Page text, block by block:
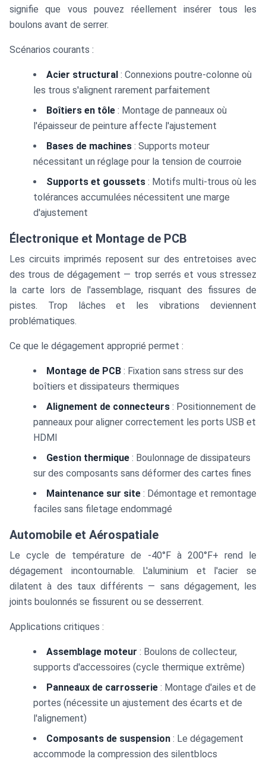
signifie que vous pouvez réellement insérer tous les
boulons avant de serrer.
Scénarios courants :
Acier structural : Connexions poutre-colonne où
les trous s'alignent rarement parfaitement
Boîtiers en tôle : Montage de panneaux où
l'épaisseur de peinture affecte l'ajustement
Bases de machines : Supports moteur
nécessitant un réglage pour la tension de courroie
Supports et goussets : Motifs multi-trous où les
tolérances accumulées nécessitent une marge
d'ajustement
Électronique et Montage de PCB
Les circuits imprimés reposent sur des entretoises avec
des trous de dégagement — trop serrés et vous stressez
la carte lors de l'assemblage, risquant des fissures de
pistes. Trop lâches et les vibrations deviennent
problématiques.
Ce que le dégagement approprié permet :
Montage de PCB : Fixation sans stress sur des
boîtiers et dissipateurs thermiques
Alignement de connecteurs : Positionnement de
panneaux pour aligner correctement les ports USB et
HDMI
Gestion thermique : Boulonnage de dissipateurs
sur des composants sans déformer des cartes fines
Maintenance sur site : Démontage et remontage
faciles sans filetage endommagé
Automobile et Aérospatiale
Le cycle de température de -40°F à 200°F+ rend le
dégagement incontournable. L'aluminium et l'acier se
dilatent à des taux différents — sans dégagement, les
joints boulonnés se fissurent ou se desserrent.
Applications critiques :
Assemblage moteur : Boulons de collecteur,
supports d'accessoires (cycle thermique extrême)
Panneaux de carrosserie : Montage d'ailes et de
portes (nécessite un ajustement des écarts et de
l'alignement)
Composants de suspension : Le dégagement
accommode la compression des silentblocs